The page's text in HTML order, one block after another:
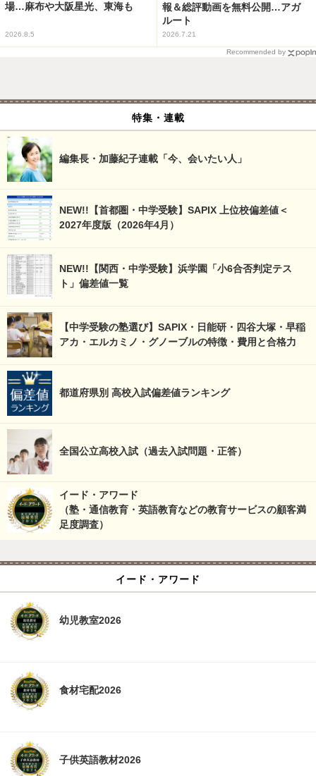
場…麻布や大阪星光、東海も
2026.8.5
報＆総評動画を無料公開…アガ
ルート
2026.7.21
Recommended by
特集・連載
編集長・加藤紀子連載「今、会いたい人」
NEW!!【首都圏・中学受験】SAPIX 上位校偏差値＜
2027年度版（2026年4月）
NEW!!【関西・中学受験】浜学園「小6合否判定テス
ト」偏差値一覧
【中学受験の塾選び】SAPIX・日能研・四谷大塚・早稲
アカ・エルカミノ・グノーブルの特徴・費用と合格力
都道府県別 高校入試偏差値ランキング
全国公立高校入試（過去入試問題・正答）
イード・アワード
（塾・通信教育・英語教育などの教育サービスの顧客満
足度調査）
イード・アワード
幼児教室2026
食材宅配2026
子供英語教材2026